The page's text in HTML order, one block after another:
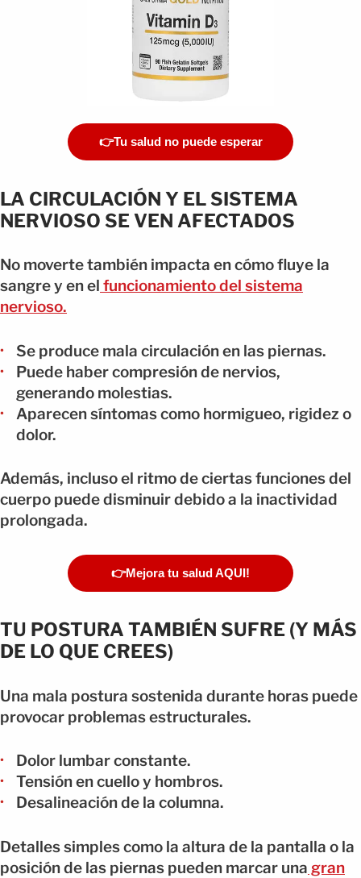
👉Tu salud no puede esperar
LA CIRCULACIÓN Y EL SISTEMA
NERVIOSO SE VEN AFECTADOS
No moverte también impacta en cómo fluye la
sangre y en el funcionamiento del sistema
nervioso.
Se produce mala circulación en las piernas.
Puede haber compresión de nervios,
generando molestias.
Aparecen síntomas como hormigueo, rigidez o
dolor.
Además, incluso el ritmo de ciertas funciones del
cuerpo puede disminuir debido a la inactividad
prolongada.
👉Mejora tu salud AQUI!
TU POSTURA TAMBIÉN SUFRE (Y MÁS
DE LO QUE CREES)
Una mala postura sostenida durante horas puede
provocar problemas estructurales.
Dolor lumbar constante.
Tensión en cuello y hombros.
Desalineación de la columna.
Detalles simples como la altura de la pantalla o la
posición de las piernas pueden marcar una gran